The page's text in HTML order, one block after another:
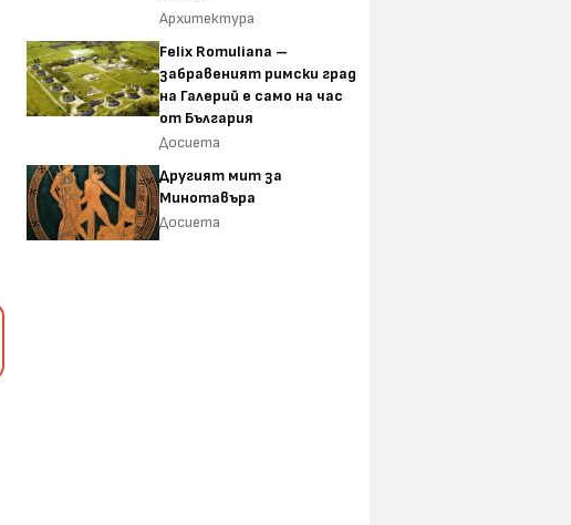
Архитектура
Felix Romuliana –
забравеният римски град
на Галерий е само на час
от България
Досиета
Другият мит за
Минотавъра
Досиета